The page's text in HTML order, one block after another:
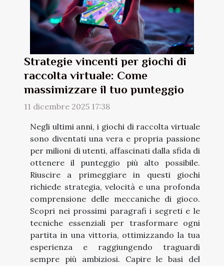
Strategie vincenti per giochi di
raccolta virtuale: Come
massimizzare il tuo punteggio
11 dicembre 2025 17:38
Negli ultimi anni, i giochi di raccolta virtuale
sono diventati una vera e propria passione
per milioni di utenti, affascinati dalla sfida di
ottenere il punteggio più alto possibile.
Riuscire a primeggiare in questi giochi
richiede strategia, velocità e una profonda
comprensione delle meccaniche di gioco.
Scopri nei prossimi paragrafi i segreti e le
tecniche essenziali per trasformare ogni
partita in una vittoria, ottimizzando la tua
esperienza e raggiungendo traguardi
sempre più ambiziosi. Capire le basi del